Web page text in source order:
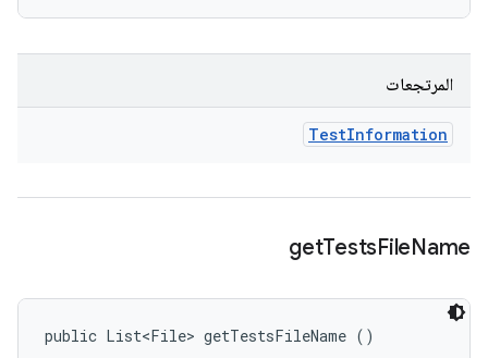
المرتجعات
TestInformation
getTestsFileName
public List<File> getTestsFileName ()